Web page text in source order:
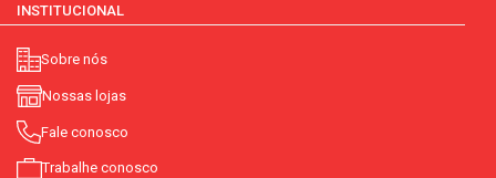
INSTITUCIONAL
Sobre nós
Nossas lojas
Fale conosco
Trabalhe conosco